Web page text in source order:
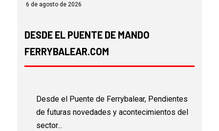
6 de agosto de 2026
DESDE EL PUENTE DE MANDO
FERRYBALEAR.COM
Desde el Puente de Ferrybalear, Pendientes
de futuras novedades y acontecimientos del
sector...